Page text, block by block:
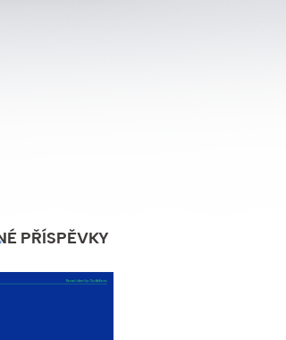
PŘÍSPĚVKY